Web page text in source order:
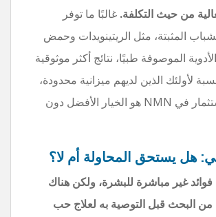
من حيث التكلفة. غالبًا ما توفر
المثبتة، مثل الريتينويدات وحمض
الموصوفة طبيًا، نتائج أكثر موثوقية
لأولئك الذين لديهم ميزانية محدودة،
قد لا يكون الاستثمار في NMN هو الخيار الأفضل دون
هل يستحق المحاولة أم لا؟
قد يوفر NMN فوائد غير مباشرة للبشرة، ولكن هناك
من البحث قبل التوصية به لعلاج حب